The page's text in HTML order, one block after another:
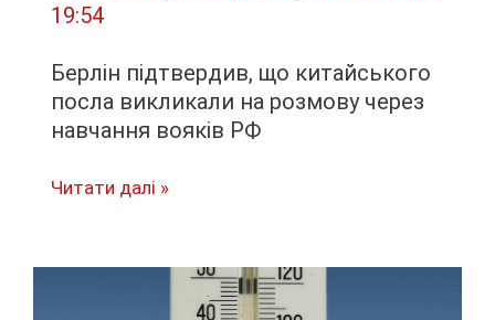
19:54
Берлін підтвердив, що китайського
посла викликали на розмову через
навчання вояків РФ
Берлін
Читати далі »